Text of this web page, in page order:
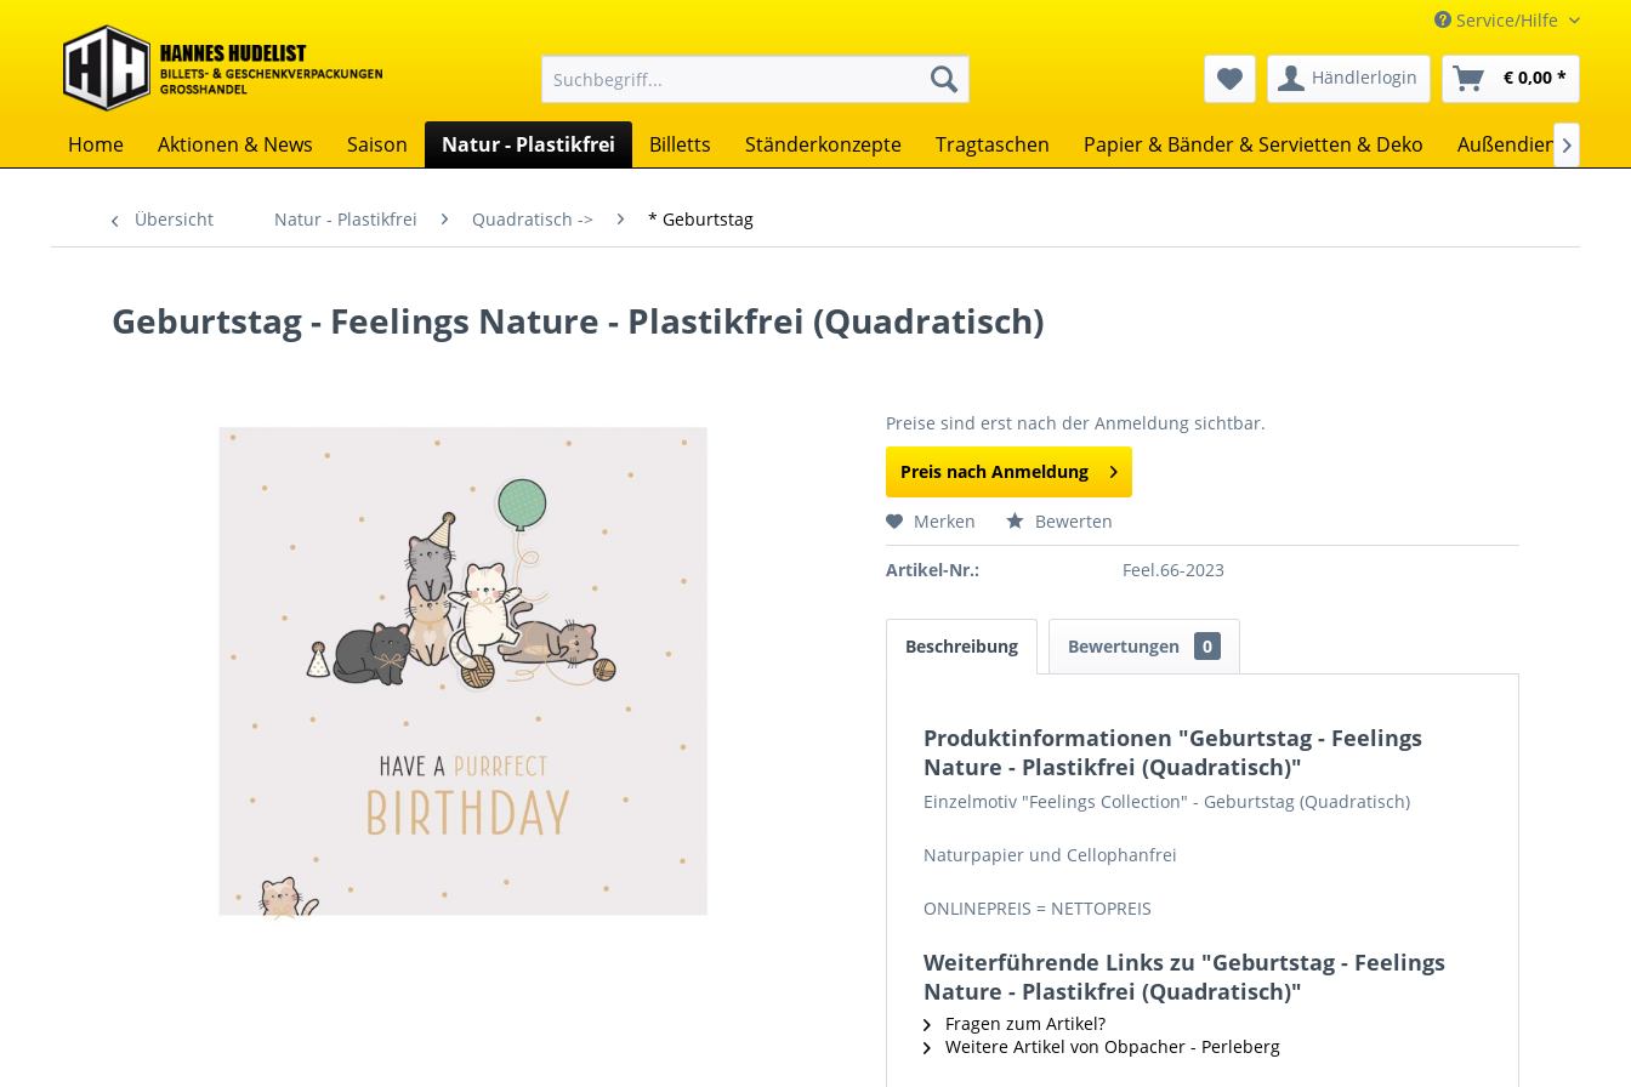
Service/Hilfe
Händlerlogin € 0,00 *
Home Aktionen & News Saison Natur - Plastikfrei Billetts Ständerkonzepte Tragtaschen Papier & Bänder & Servietten & Deko Außendienst

Übersicht Natur - Plastikfrei Quadratisch -> * Geburtstag
Geburtstag - Feelings Nature - Plastikfrei (Quadratisch)
Preise sind erst nach der Anmeldung sichtbar.
Preis nach Anmeldung
Merken Bewerten
Artikel-Nr.: Feel.66-2023
Beschreibung Bewertungen 0
Produktinformationen "Geburtstag - Feelings
Nature - Plastikfrei (Quadratisch)"
Einzelmotiv "Feelings Collection" - Geburtstag (Quadratisch)
Naturpapier und Cellophanfrei
ONLINEPREIS = NETTOPREIS
Weiterführende Links zu "Geburtstag - Feelings
Nature - Plastikfrei (Quadratisch)"
Fragen zum Artikel?
Weitere Artikel von Obpacher - Perleberg